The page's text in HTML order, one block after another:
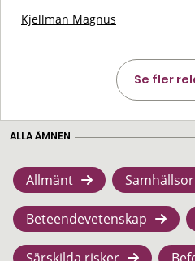
Kjellman Magnus
Se fler
ALLA ÄMNEN
Allmänt
Beteendevetenskap